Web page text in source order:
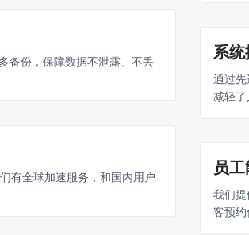
备份，保障数据不泄露、不丢
有全球加速服务，和国内用户
系
通过
减轻了
员
我们
客预约